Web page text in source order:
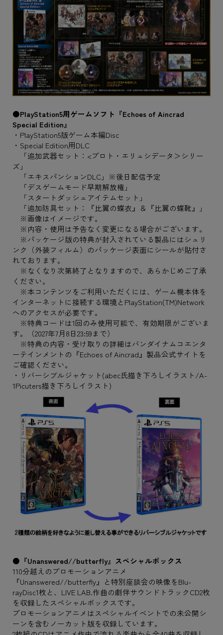
●PlayStation5用ゲームソフト『Echoes of Aincrad
Special Edition』
・PlayStation5版ゲーム本編Disc
・Special Edition用DLC
「追加武器セット：<プロト・エリュシデータ＞シリー
ズ」
「エキスパンションDLC」※後日配信予定
「デスゲームモード早期解放権」
「スタートダッシュアイテムセット」
「追加防具セット：『比翼の蝶衣』＆『比翼の蝶靴』」
※画像はイメージです。
※内容・使用は予告なく変更になる場合がございます。
※パッケージ版の特典が封入されている製品にはシュリ
ンク（外装フィルム）のパッケージ表面にシールが貼付さ
れております。
※なくなり次第終了となりますので、あらかじめご了承
ください。
※本コンテンツをご利用いただくには、ゲーム機本体を
インターネットに接続する環境とPlayStation(TM)Network
へのアクセスが必要です。
※特典コードは1回のみ使用可能で、有効期限がございま
す。（2027年7月8日23:59まで）
※特典の内容・受け取りの詳細はバンダイナムコエンタ
ーテインメントの『Echoes of Aincrad』製品公式サイトを
ご確認ください。
・リバーシブルジャケット(abec氏描き下ろしイラスト/A-
1Picuters描き下ろしイラスト)
●『Unanswered//butterfly』スペシャルボックス
110分越えのプロモーションアニメ
『Unanswered//butterfly』と特別座談会の映像をBlu-
rayDisc1枚と、LIVE LAB.作曲の劇伴サウンドトラックCD2枚
を収録したスペシャルボックスです。
プロモーションアニメはスペシャルイベントでの未公開シ
ーンを含むノーカット版を収録しています。